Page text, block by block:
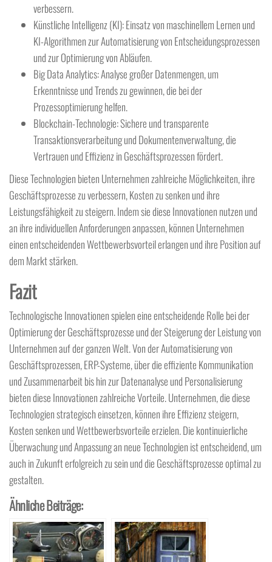
verbessern.
Künstliche Intelligenz (KI): Einsatz von maschinellem Lernen und
KI-Algorithmen zur Automatisierung von Entscheidungsprozessen
und zur Optimierung von Abläufen.
Big Data Analytics: Analyse großer Datenmengen, um
Erkenntnisse und Trends zu gewinnen, die bei der
Prozessoptimierung helfen.
Blockchain-Technologie: Sichere und transparente
Transaktionsverarbeitung und Dokumentenverwaltung, die
Vertrauen und Effizienz in Geschäftsprozessen fördert.
Diese Technologien bieten Unternehmen zahlreiche Möglichkeiten, ihre
Geschäftsprozesse zu verbessern, Kosten zu senken und ihre
Leistungsfähigkeit zu steigern. Indem sie diese Innovationen nutzen und
an ihre individuellen Anforderungen anpassen, können Unternehmen
einen entscheidenden Wettbewerbsvorteil erlangen und ihre Position auf
dem Markt stärken.
Fazit
Technologische Innovationen spielen eine entscheidende Rolle bei der
Optimierung der Geschäftsprozesse und der Steigerung der Leistung von
Unternehmen auf der ganzen Welt. Von der Automatisierung von
Geschäftsprozessen, ERP-Systeme, über die effiziente Kommunikation
und Zusammenarbeit bis hin zur Datenanalyse und Personalisierung
bieten diese Innovationen zahlreiche Vorteile. Unternehmen, die diese
Technologien strategisch einsetzen, können ihre Effizienz steigern,
Kosten senken und Wettbewerbsvorteile erzielen. Die kontinuierliche
Überwachung und Anpassung an neue Technologien ist entscheidend, um
auch in Zukunft erfolgreich zu sein und die Geschäftsprozesse optimal zu
gestalten.
Ähnliche Beiträge: